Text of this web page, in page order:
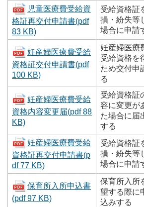
児童医療費受給資
格証再交付申請書(pdf
83 KB)
受給資格証
損・紛失等
場合に申請
妊産婦医療費受給
資格証交付申請書(pdf
100 KB)
妊産婦医療
受給資格を
ため交付申
る
妊産婦医療費受給
資格内容変更届(pdf 88
KB)
受給資格証
容に変更が
た場合に届
する
妊産婦医療費受給
資格証再交付申請書(p
df 77 KB)
受給資格証
損・紛失等
場合に申請
保育所入所申込書
(pdf 97 KB)
保育所入所
望する際に
込みする